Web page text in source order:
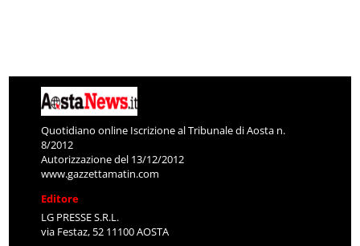
Quotidiano online Iscrizione al Tribunale di Aosta n.
8/2012
Autorizzazione del 13/12/2012
www.gazzettamatin.com
Editore
LG PRESSE S.R.L.
via Festaz, 52 11100 AOSTA